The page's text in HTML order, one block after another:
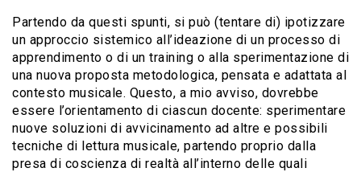
Partendo da questi spunti, si può (tentare di) ipotizzare
un approccio sistemico all’ideazione di un processo di
apprendimento o di un training o alla sperimentazione di
una nuova proposta metodologica, pensata e adattata al
contesto musicale. Questo, a mio avviso, dovrebbe
essere l’orientamento di ciascun docente: sperimentare
nuove soluzioni di avvicinamento ad altre e possibili
tecniche di lettura musicale, partendo proprio dalla
presa di coscienza di realtà all’interno delle quali